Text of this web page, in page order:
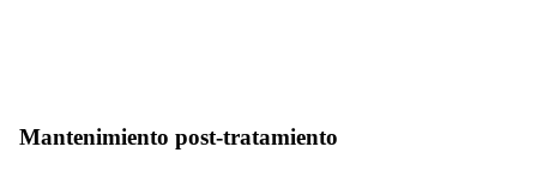
Mantenimiento post-tratamiento